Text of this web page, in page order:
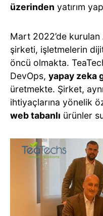
üzerinden yatırım
Mart 2022’de
şirketi, işletmelerin
öncü olmakta.
DevOps, yapay zeka
üretmekte. Şirket,
ihtiyaçlarına yönelik
web tabanlı ürünler